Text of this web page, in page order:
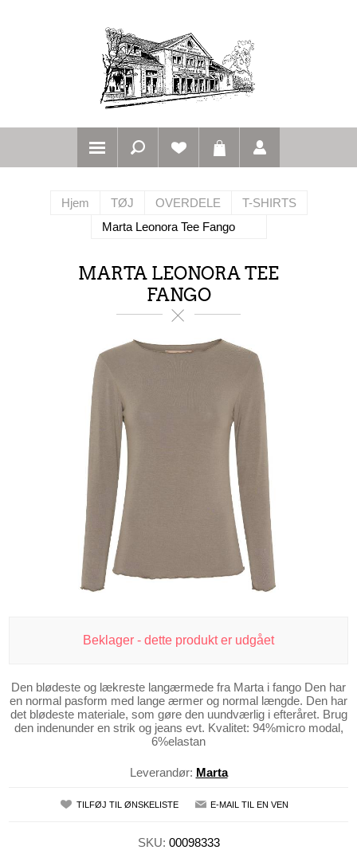
Hjem TØJ OVERDELE
T-SHIRTS
Marta Leonora Tee Fango
MARTA LEONORA TEE
FANGO
Beklager - dette produkt er udgået
Den blødeste og lækreste langærmede fra Marta i fango Den har
en normal pasform med lange ærmer og normal længde. Den har
det blødeste materiale, som gøre den uundværlig i efteråret. Brug
den indenunder en strik og jeans evt. Kvalitet: 94%micro modal,
6%elastan
Leverandør: Marta
TILFØJ TIL ØNSKELISTE E-MAIL TIL EN VEN
SKU: 00098333